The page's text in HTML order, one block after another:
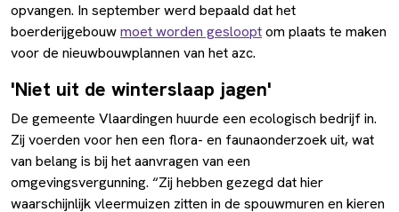
opvangen. In september werd bepaald dat het
boerderijgebouwmoet worden geslooptom plaats te maken
voor de nieuwbouwplannen van het azc.
'Niet uit de winterslaap jagen'
De gemeente Vlaardingen huurde een ecologisch bedrijf in.
Zij voerden voor hen een flora- en faunaonderzoek uit, wat
van belang is bij het aanvragen van een
omgevingsvergunning. “Zij hebben gezegd dat hier
waarschijnlijk vleermuizen zitten in de spouwmuren en kieren